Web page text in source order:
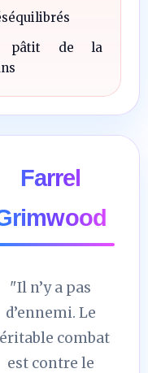
pâtit de la
Farrel
"Il n’y a pas
d’ennemi. Le
combat
est contre le